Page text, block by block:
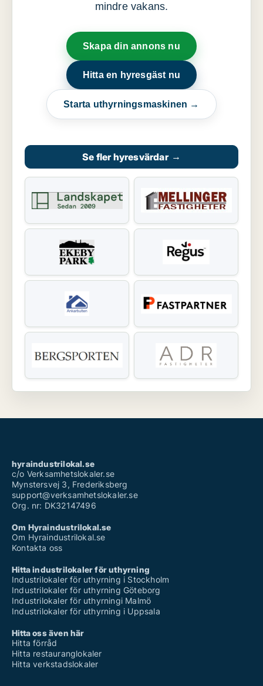
mindre vakans.
Skapa din annons nu
Hitta en hyresgäst nu
Starta uthyrningsmaskinen →
Se fler hyresvärdar →
hyraindustrilokal.se
c/o Verksamhetslokaler.se
Mynstersvej 3, Frederiksberg
support@verksamhetslokaler.se
Org. nr: DK32147496
Om Hyraindustrilokal.se
Om Hyraindustrilokal.se
Kontakta oss
Hitta industrilokaler för uthyrning
Industrilokaler för uthyrning i Stockholm
Industrilokaler för uthyrning Göteborg
Industrilokaler för uthyrningi Malmö
Industrilokaler för uthyrning i Uppsala
Hitta oss även här
Hitta förråd
Hitta restauranglokaler
Hitta verkstadslokaler